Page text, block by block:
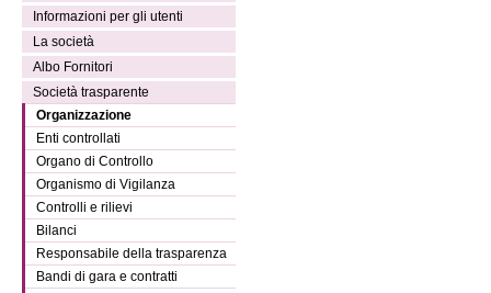
Informazioni per gli utenti
La società
Albo Fornitori
Società trasparente
Organizzazione
Enti controllati
Organo di Controllo
Organismo di Vigilanza
Controlli e rilievi
Bilanci
Responsabile della trasparenza
Bandi di gara e contratti